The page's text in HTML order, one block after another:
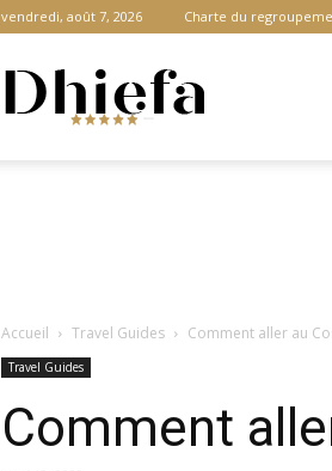
vendredi, août 7, 2026 Charte du
Accueil Travel Guides Comment aller au
Travel Guides
Comment